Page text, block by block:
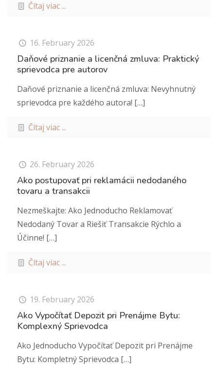
Čítaj viac ...
16. February 2026
Daňové priznanie a licenčná zmluva: Praktický
sprievodca pre autorov
Daňové priznanie a licenčná zmluva: Nevyhnutný
sprievodca pre každého autora! […]
Čítaj viac ...
26. February 2026
Ako postupovať pri reklamácii nedodaného
tovaru a transakcii
Nezmeškajte: Ako Jednoducho Reklamovať
Nedodaný Tovar a Riešiť Transakcie Rýchlo a
Účinne! […]
Čítaj viac ...
19. February 2026
Ako Vypočítať Depozit pri Prenájme Bytu:
Komplexný Sprievodca
Ako Jednoducho Vypočítať Depozit pri Prenájme
Bytu: Kompletný Sprievodca […]